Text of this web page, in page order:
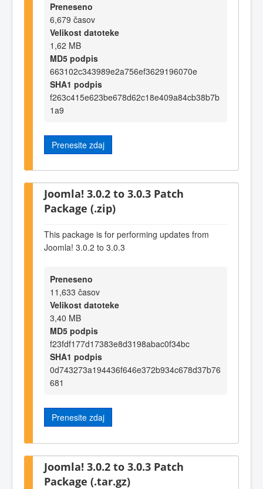
Preneseno
6,679 časov
Velikost datoteke
1,62 MB
MD5 podpis
663102c343989e2a756ef3629196070e
SHA1 podpis
f263c415e623be678d62c18e409a84cb38b7b
1a9
Prenesite zdaj
Joomla! 3.0.2 to 3.0.3 Patch
Package (.zip)
This package is for performing updates from
Joomla! 3.0.2 to 3.0.3
Preneseno
11,633 časov
Velikost datoteke
3,40 MB
MD5 podpis
f23fdf177d17383e8d3198abac0f34bc
SHA1 podpis
0d743273a194436f646e372b934c678d37b76
681
Prenesite zdaj
Joomla! 3.0.2 to 3.0.3 Patch
Package (.tar.gz)